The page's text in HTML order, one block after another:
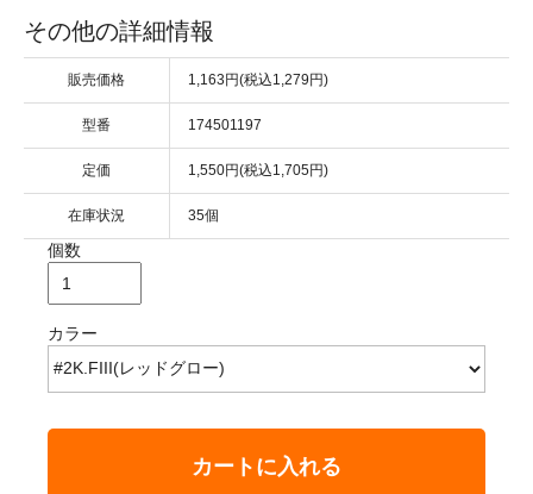
その他の詳細情報
販売価格 1,163円(税込1,279円)
型番 174501197
定価 1,550円(税込1,705円)
在庫状況 35個
個数
カラー
カートに入れる